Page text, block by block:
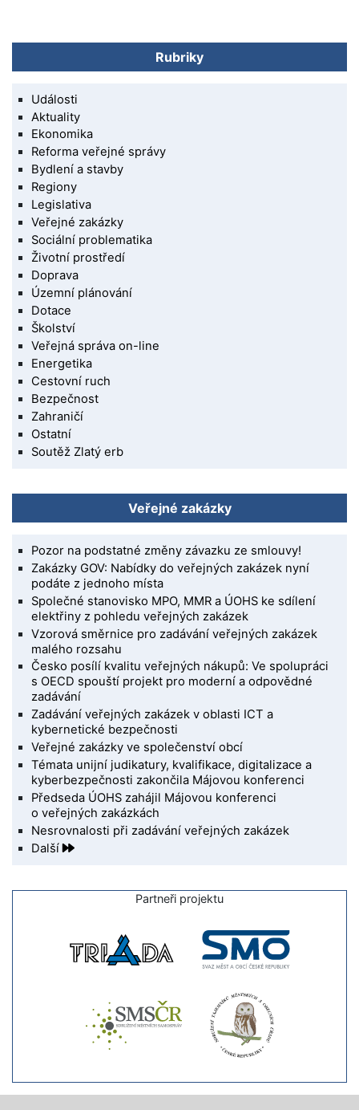
Rubriky
Události
Aktuality
Ekonomika
Reforma veřejné správy
Bydlení a stavby
Regiony
Legislativa
Veřejné zakázky
Sociální problematika
Životní prostředí
Doprava
Územní plánování
Dotace
Školství
Veřejná správa on-line
Energetika
Cestovní ruch
Bezpečnost
Zahraničí
Ostatní
Soutěž Zlatý erb
Veřejné zakázky
Pozor na podstatné změny závazku ze smlouvy!
Zakázky GOV: Nabídky do veřejných zakázek nyní
podáte z jednoho místa
Společné stanovisko MPO, MMR a ÚOHS ke sdílení
elektřiny z pohledu veřejných zakázek
Vzorová směrnice pro zadávání veřejných zakázek
malého rozsahu
Česko posílí kvalitu veřejných nákupů: Ve spolupráci
s OECD spouští projekt pro moderní a odpovědné
zadávání
Zadávání veřejných zakázek v oblasti ICT a
kybernetické bezpečnosti
Veřejné zakázky ve společenství obcí
Témata unijní judikatury, kvalifikace, digitalizace a
kyberbezpečnosti zakončila Májovou konferenci
Předseda ÚOHS zahájil Májovou konferenci
o veřejných zakázkách
Nesrovnalosti při zadávání veřejných zakázek
Další
Partneři projektu